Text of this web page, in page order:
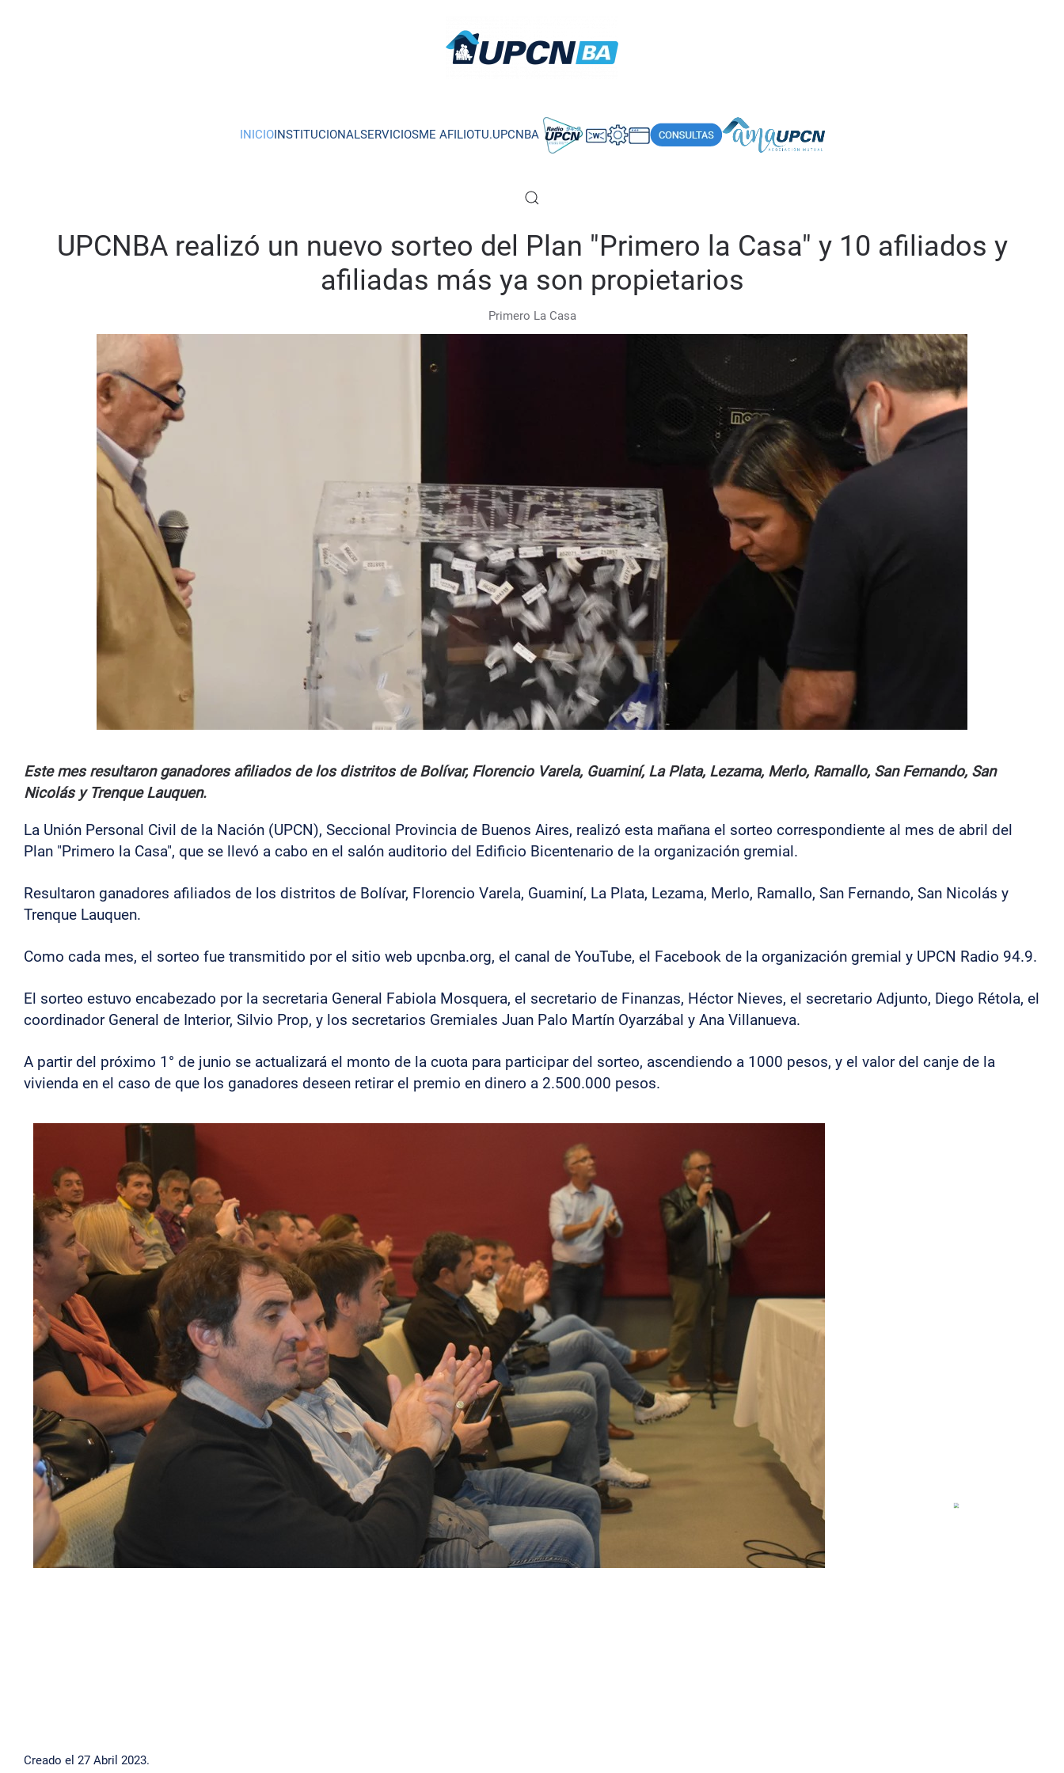
INICIOINSTITUCIONALSERVICIOSME AFILIOTU.UPCNBA
UPCNBA realizó un nuevo sorteo del Plan "Primero la Casa" y 10 afiliados y
afiliadas más ya son propietarios
Primero La Casa
Este mes resultaron ganadores afiliados de los distritos de Bolívar, Florencio Varela, Guaminí, La Plata, Lezama, Merlo, Ramallo, San Fernando, San
Nicolás y Trenque Lauquen.
La Unión Personal Civil de la Nación (UPCN), Seccional Provincia de Buenos Aires, realizó esta mañana el sorteo correspondiente al mes de abril del
Plan "Primero la Casa", que se llevó a cabo en el salón auditorio del Edificio Bicentenario de la organización gremial.
Resultaron ganadores afiliados de los distritos de Bolívar, Florencio Varela, Guaminí, La Plata, Lezama, Merlo, Ramallo, San Fernando, San Nicolás y
Trenque Lauquen.
Como cada mes, el sorteo fue transmitido por el sitio web upcnba.org, el canal de YouTube, el Facebook de la organización gremial y UPCN Radio 94.9.
El sorteo estuvo encabezado por la secretaria General Fabiola Mosquera, el secretario de Finanzas, Héctor Nieves, el secretario Adjunto, Diego Rétola, el
coordinador General de Interior, Silvio Prop, y los secretarios Gremiales Juan Palo Martín Oyarzábal y Ana Villanueva.
A partir del próximo 1° de junio se actualizará el monto de la cuota para participar del sorteo, ascendiendo a 1000 pesos, y el valor del canje de la
vivienda en el caso de que los ganadores deseen retirar el premio en dinero a 2.500.000 pesos.
Creado el 27 Abril 2023.